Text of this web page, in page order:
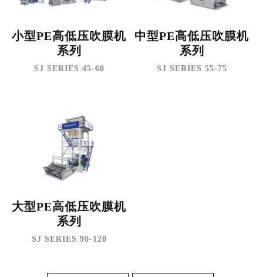
小型PE高低压吹膜机
系列
SJ SERIES 45-60
中型PE高低压吹膜机
系列
SJ SERIES 55-75
大型PE高低压吹膜机
系列
SJ SERIES 90-120